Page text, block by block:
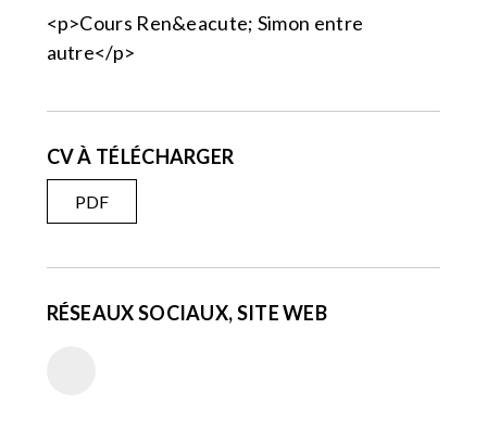
<p>Cours Ren&eacute; Simon entre
autre</p>
CV À TÉLÉCHARGER
PDF
RÉSEAUX SOCIAUX, SITE WEB